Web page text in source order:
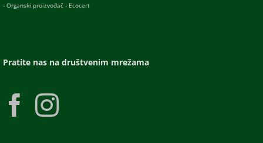
- Organski proizvođač - Ecocert
Pratite nas na društvenim mrežama